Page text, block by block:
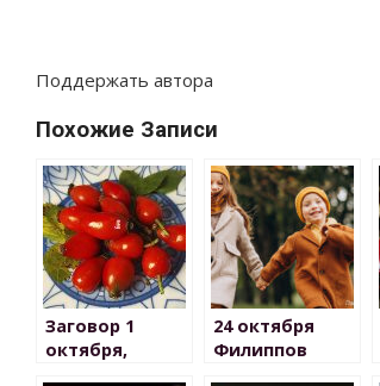
Поддержать автора
Похожие Записи
Заговор 1
октября,
24 октября
Филиппов